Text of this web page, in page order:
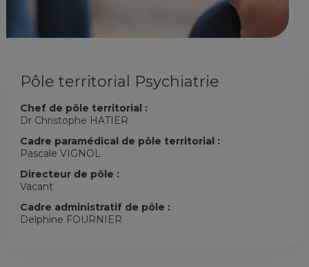
Pôle territorial Psychiatrie
Chef de pôle territorial :
Dr Christophe HATIER
Cadre paramédical de pôle territorial :
Pascale VIGNOL
Directeur de pôle :
Vacant
Cadre administratif de pôle :
Delphine FOURNIER